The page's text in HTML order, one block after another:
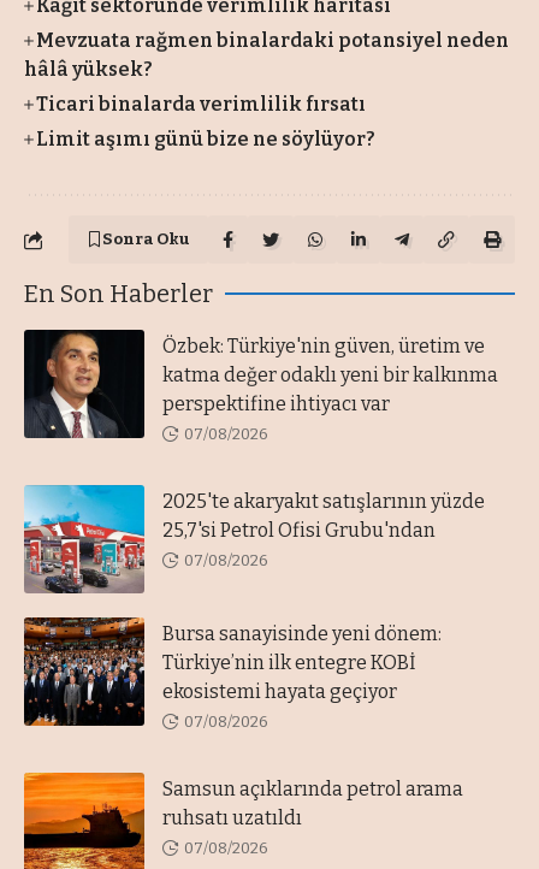
Kâğıt sektöründe verimlilik haritası
Mevzuata rağmen binalardaki potansiyel neden
hâlâ yüksek?
Ticari binalarda verimlilik fırsatı
Limit aşımı günü bize ne söylüyor?
Sonra Oku
En Son Haberler
Özbek: Türkiye'nin güven, üretim ve
katma değer odaklı yeni bir kalkınma
perspektifine ihtiyacı var
07/08/2026
2025'te akaryakıt satışlarının yüzde
25,7'si Petrol Ofisi Grubu'ndan
07/08/2026
Bursa sanayisinde yeni dönem:
Türkiye’nin ilk entegre KOBİ
ekosistemi hayata geçiyor
07/08/2026
Samsun açıklarında petrol arama
ruhsatı uzatıldı
07/08/2026